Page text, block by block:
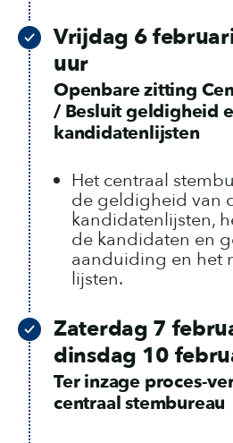
Vrijdag 6
uur
Openbare zitting
/ Besluit geldigheid
kandidatenlijsten
Het centraal
de geldigheid van
kandidatenlijsten,
de kandidaten en
aanduiding en het
lijsten.
Zaterdag 7
dinsdag 10
Ter inzage proces-
centraal stembureau